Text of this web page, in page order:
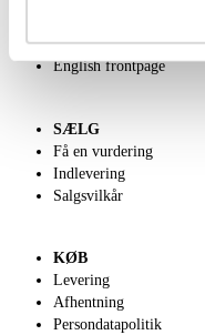
Klassisk Auktion
English frontpage
SÆLG
Få en vurdering
Indlevering
Salgsvilkår
KØB
Levering
Afhentning
Persondatapolitik